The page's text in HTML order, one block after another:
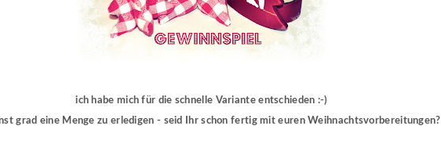
ich habe mich für die schnelle Variante entschieden :-)
grad eine Menge zu erledigen - seid Ihr schon fertig mit euren Weihnachtsvorbereitungen?